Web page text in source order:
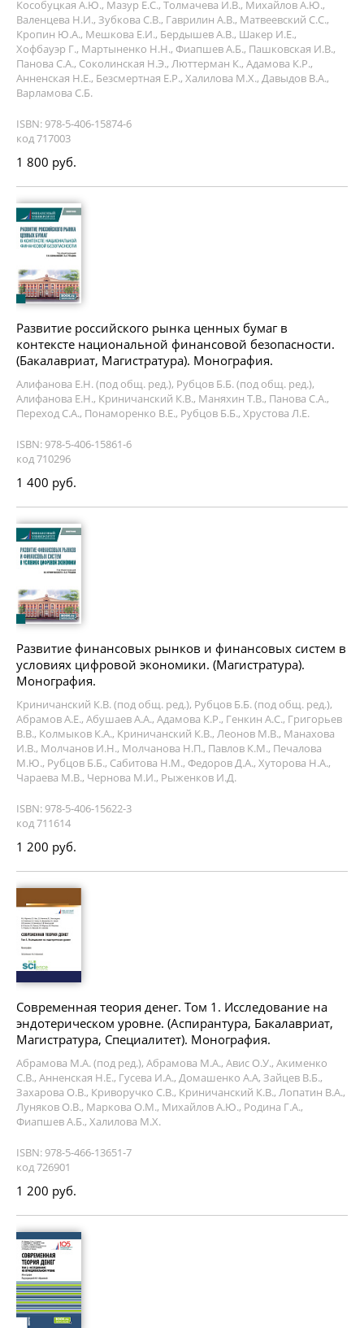
Кособуцкая А.Ю., Мазур Е.С., Толмачева И.В., Михайлов А.Ю.,
Валенцева Н.И., Зубкова С.В., Гаврилин А.В., Матвеевский С.С.,
Кропин Ю.А., Мешкова Е.И., Бердышев А.В., Шакер И.Е.,
Хофбауэр Г., Мартыненко Н.Н., Фиапшев А.Б., Пашковская И.В.,
Панова С.А., Соколинская Н.Э., Люттерман К., Адамова К.Р.,
Анненская Н.Е., Безсмертная Е.Р., Халилова М.Х., Давыдов В.А.,
Варламова С.Б.
ISBN: 978-5-406-15874-6
код 717003
1 800 руб.
Развитие российского рынка ценных бумаг в
контексте национальной финансовой безопасности.
(Бакалавриат, Магистратура). Монография.
Алифанова Е.Н. (под общ. ред.), Рубцов Б.Б. (под общ. ред.),
Алифанова Е.Н., Криничанский К.В., Маняхин Т.В., Панова С.А.,
Переход С.А., Понаморенко В.Е., Рубцов Б.Б., Хрустова Л.Е.
ISBN: 978-5-406-15861-6
код 710296
1 400 руб.
Развитие финансовых рынков и финансовых систем в
условиях цифровой экономики. (Магистратура).
Монография.
Криничанский К.В. (под общ. ред.), Рубцов Б.Б. (под общ. ред.),
Абрамов А.Е., Абушаев А.А., Адамова К.Р., Генкин А.С., Григорьев
В.В., Колмыков К.А., Криничанский К.В., Леонов М.В., Манахова
И.В., Молчанов И.Н., Молчанова Н.П., Павлов К.М., Печалова
М.Ю., Рубцов Б.Б., Сабитова Н.М., Федоров Д.А., Хуторова Н.А.,
Чараева М.В., Чернова М.И., Рыженков И.Д.
ISBN: 978-5-406-15622-3
код 711614
1 200 руб.
Современная теория денег. Том 1. Исследование на
эндотерическом уровне. (Аспирантура, Бакалавриат,
Магистратура, Специалитет). Монография.
Абрамова М.А. (под ред.), Абрамова М.А., Авис О.У., Акименко
С.В., Анненская Н.Е., Гусева И.А., Домашенко А.А, Зайцев В.Б.,
Захарова О.В., Криворучко С.В., Криничанский К.В., Лопатин В.А.,
Луняков О.В., Маркова О.М., Михайлов А.Ю., Родина Г.А.,
Фиапшев А.Б., Халилова М.Х.
ISBN: 978-5-466-13651-7
код 726901
1 200 руб.